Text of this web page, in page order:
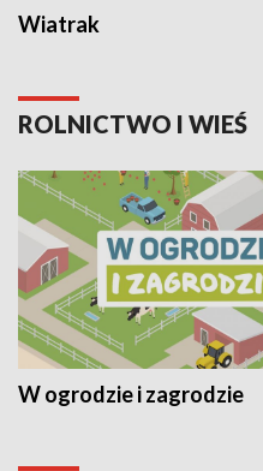
Wiatrak
ROLNICTWO I WIEŚ
W ogrodzie i zagrodzie